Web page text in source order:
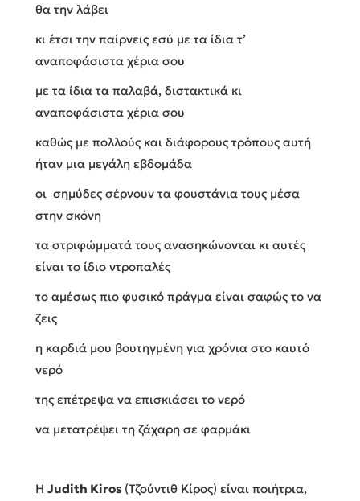
θα την λάβει
κι έτσι την παίρνεις εσύ με τα ίδια τ’
αναποφάσιστα χέρια σου
με τα ίδια τα παλαβά, διστακτικά κι
αναποφάσιστα χέρια σου
καθώς με πολλούς και διάφορους τρόπους αυτή
ήταν μια μεγάλη εβδομάδα
οι σημύδες σέρνουν τα φουστάνια τους μέσα
στην σκόνη
τα στριφώμματά τους ανασηκώνονται κι αυτές
είναι το ίδιο ντροπαλές
το αμέσως πιο φυσικό πράγμα είναι σαφώς το να
ζεις
η καρδιά μου βουτηγμένη για χρόνια στο καυτό
νερό
της επέτρεψα να επισκιάσει το νερό
να μετατρέψει τη ζάχαρη σε φαρμάκι
Η Judith Kiros (Τζούντιθ Κίρος) είναι ποιήτρια,